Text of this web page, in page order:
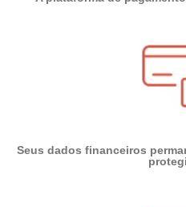
Seus dados financeiros